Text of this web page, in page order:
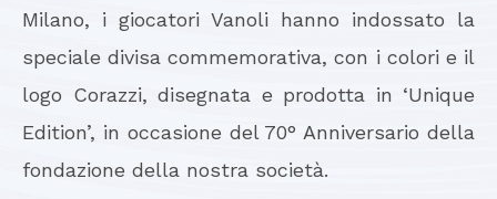
Milano, i giocatori Vanoli hanno indossato la
speciale divisa commemorativa, con i colori e il
logo Corazzi, disegnata e prodotta in ‘Unique
Edition’, in occasione del 70° Anniversario della
fondazione della nostra società.